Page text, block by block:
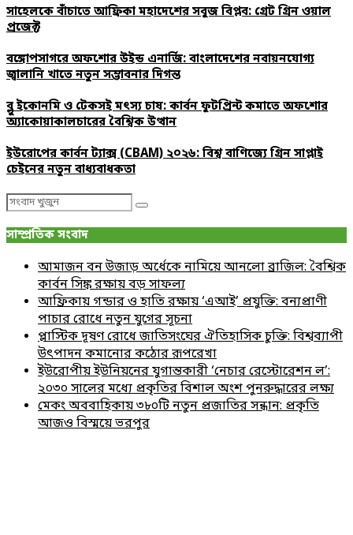
সাহেলকে বাঁচাতে আফ্রিকা মহাদেশের সবুজ বিপ্লব: গ্রেট গ্রিন ওয়াল
প্রজেক্ট
বঙ্গোপসাগরে অফশোর উইন্ড এনার্জি: বাংলাদেশের নবায়নযোগ্য
জ্বালানি খাতে নতুন সম্ভাবনার দিগন্ত
ব্লু ইকোনমি ও টেকসই মৎস্য চাষ: কার্বন ফুটপ্রিন্ট কমাতে অফশোর
অ্যাকোয়াকালচারের বৈশ্বিক উত্থান
ইউরোপের কার্বন ট্যাক্স (CBAM) ২০২৬: বিশ্ব বাণিজ্যে গ্রিন সাপ্লাই
চেইনের নতুন বাধ্যবাধকতা
Search
Search
সাম্প্রতিক সংবাদ
আমাজন বন উজাড় অর্ধেকে নামিয়ে আনলো ব্রাজিল: বৈশ্বিক
কার্বন সিঙ্ক রক্ষায় বড় সাফল্য
আফ্রিকায় গন্ডার ও হাতি রক্ষায় ‘এআই’ প্রযুক্তি: বন্যপ্রাণী
পাচার রোধে নতুন যুগের সূচনা
প্লাস্টিক দূষণ রোধে জাতিসংঘের ঐতিহাসিক চুক্তি: বিশ্বব্যাপী
উৎপাদন কমানোর কঠোর রূপরেখা
ইউরোপীয় ইউনিয়নের যুগান্তকারী ‘নেচার রেস্টোরেশন ল’:
২০৩০ সালের মধ্যে প্রকৃতির বিশাল অংশ পুনরুদ্ধারের লক্ষ্য
মেকং অববাহিকায় ৩৮০টি নতুন প্রজাতির সন্ধান: প্রকৃতি
আজও বিস্ময়ে ভরপুর